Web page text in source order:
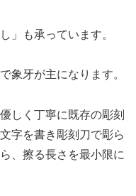
」も承っています。
象牙が主になります。
しく丁寧に既存の彫刻
字を書き彫刻刀で彫ら
、擦る長さを最小限に